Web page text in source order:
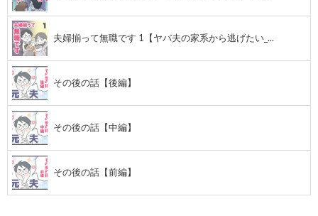
夫婦揃って無職です 1【ヤバ夫の家系から逃げたい_...
その後の話【後編】
その後の話【中編】
その後の話【前編】